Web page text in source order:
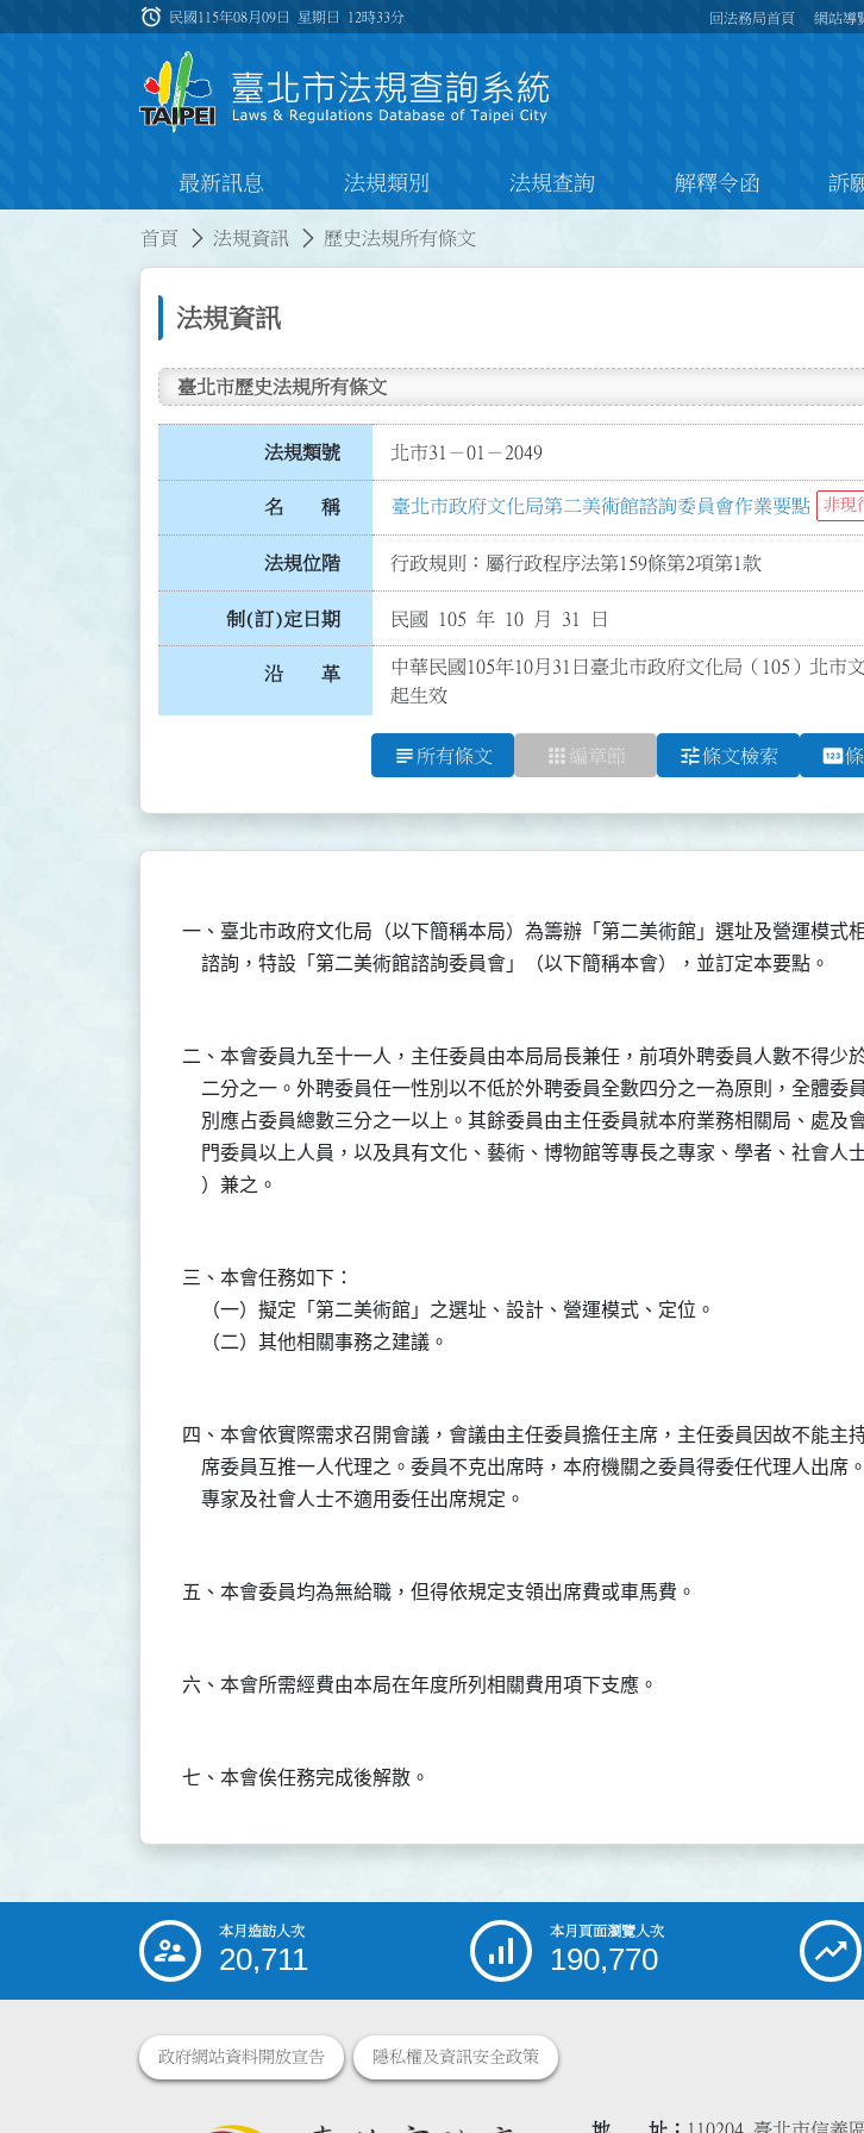
:::
alarm 民國115年08月09日 星期日 12時33分 回法務局首頁 網站導
最新訊息 法規類別 法規查詢 解釋令函 訴
首頁 法規資訊 歷史法規所有條文
法規資訊
臺北市歷史法規所有條文
法規類號 北市31－01－2049
名 稱 臺北市政府文化局第二美術館諮詢委員會作業要點 非現
法規位階 行政規則：屬行政程序法第159條第2項第1款
制(訂)定日期 民國 105 年 10 月 31 日
沿 革
中華民國105年10月31日臺北市政府文化局（105）北市
起生效
subject 所有條文 apps 編章節 tune條文檢索 pin
一、臺北市政府文化局（以下簡稱本局）為籌辦「第二美術館」選址及營運模式
二、本會委員九至十一人，主任委員由本局局長兼任，前項外聘委員人數不得少
二分之一。外聘委員任一性別以不低於外聘委員全數四分之一為原則，全體委
別應占委員總數三分之一以上。其餘委員由主任委員就本府業務相關局、處及
門委員以上人員，以及具有文化、藝術、博物館等專長之專家、學者、社會人
三、本會任務如下：
    （一）擬定「第二美術館」之選址、設計、營運模式、定位。
四、本會依實際需求召開會議，會議由主任委員擔任主席，主任委員因故不能主
席委員互推一人代理之。委員不克出席時，本府機關之委員得委任代理人出席
::: 本月造訪人次
20,711
本月頁面瀏覽人次
190,770
政府網站資料開放宣告 隱私權及資訊安全政策